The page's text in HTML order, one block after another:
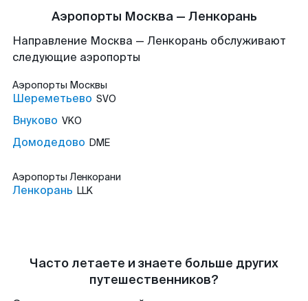
Аэропорты Москва — Ленкорань
Направление Москва — Ленкорань обслуживают
следующие аэропорты
Аэропорты Москвы
Шереметьево SVO
Внуково VKO
Домодедово DME
Аэропорты Ленкорани
Ленкорань LLK
Часто летаете и знаете больше других
путешественников?